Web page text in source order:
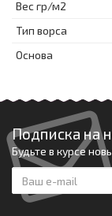
Вес гр/м2
Тип ворса
Основа
Подписка на
Будьте в курсе